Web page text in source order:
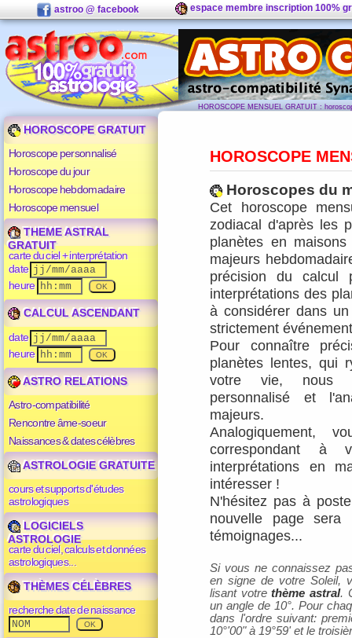
astroo @ facebook espace membre inscription 100%
HOROSCOPE MENSUEL GRATUIT :
HOROSCOPE GRATUIT
Horoscope personnalisé
Horoscope du jour
Horoscope hebdomadaire
Horoscope mensuel
THEME ASTRAL
GRATUIT
carte du ciel + interprétation
date
heure
CALCUL ASCENDANT
date
heure
ASTRO RELATIONS
Astro-compatibilité
Rencontre âme-soeur
Naissances & dates célèbres
ASTROLOGIE GRATUITE
cours et supports d'études
astrologiques
LOGICIELS
ASTROLOGIE
carte du ciel, calculs et données
astrologiques...
THÈMES CÉLÈBRES
recherche date de naissance
HOROSCOPE
Horoscopes du
Cet horoscope
zodiacal d'après les
planètes en
majeurs
précision du
interprétations des
à considérer dans
strictement
Pour connaître
planètes lentes, qui
votre vie, nous
personnalisé et
majeurs.
Analogiquement,
correspondant à
interprétations en
intéresser !
N'hésitez pas à
nouvelle page sera
témoignages...
Si vous ne connaissez
en signe de votre Soleil,
lisant votrethème astral.
un angle de 10°. Pour
dans l'ordre suivant:
10°'00" à 19°59' et le